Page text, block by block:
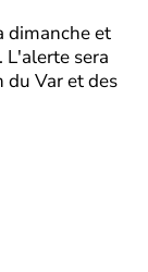
dimanche et
L'alerte sera
Var et des